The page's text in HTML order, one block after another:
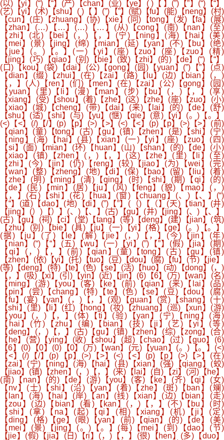
(以)【yi】(“)【“】(产)【chan】(业)【ye】( )【 】(”)【”】(“)【“】
(艺)【yi】(术)【shu】( )【 】(”)【”】(赋)【fu】(能)【neng】(村)
【cun】(庄)【zhuang】(协)【xie】(同)【tong】(发)【fa】(展)
【zhan】(…)【…】(…)【…】(从)【cong】(南)【nan】(至)
【zhi】(北)【bei】(，)【，】(宁)【ning】(海)【hai】(美)
【mei】(景)【jing】(绵)【mian】(延)【yan】(不)【bu】(绝)
【jue】(。)【。】(一)【yi】(座)【zuo】(座)【zuo】(精)
【jing】(巧)【qiao】(别)【bie】(致)【zhi】(的)【de】(“)【“】
(口)【kou】(袋)【dai】(公)【gong】(园)【yuan】(”)【”】(点)
【dian】(缀)【zhui】(在)【zai】(路)【lu】(边)【bian】(，)
【，】(人)【ren】(们)【men】(在)【zai】(公)【gong】(园)
【yuan】(里)【li】(漫)【man】(步)【bu】(，)【，】(享)
【xiang】(受)【shou】(着)【zhe】(这)【zhe】(座)【zuo】(小)
【xiao】(城)【cheng】(带)【dai】(来)【lai】(的)【de】(舒)
【shu】(适)【shi】(与)【yu】(惬)【qie】(意)【yi】(。)【。】
(<)【<】(/)【/】(p)【p】(>)【>】(<)【<】(p)【p】(>)【>】(前)
【qian】(童)【tong】(古)【gu】(镇)【zhen】(是)【shi】(宁)
【ning】(海)【hai】(县)【xian】(一)【yi】(座)【zuo】(四)
【si】(面)【mian】(环)【huan】(山)【shan】(的)【de】(小)
【xiao】(镇)【zhen】(，)【，】(这)【zhe】(里)【li】(至)
【zhi】(今)【jin】(仍)【reng】(较)【jiao】(为)【wei】(完)
【wan】(整)【zheng】(地)【di】(保)【bao】(留)【liu】(着)
【zhe】(明)【ming】(清)【qing】(时)【shi】(期)【qi】(的)
【de】(民)【min】(居)【ju】(风)【feng】(貌)【mao】(，)
【，】(石)【shi】(花)【hua】(窗)【chuang】(、)【、】(“)
【“】(道)【dao】(地)【di】(”)【”】(（)【（】(天)【tian】(井)
【jing】(）)【）】(、)【、】(古)【gu】(井)【jing】(、)【、】
(古)【gu】(祠)【ci】(堂)【tang】(等)【deng】(建)【jian】(筑)
【zhu】(别)【bie】(具)【ju】(一)【yi】(格)【ge】(。)【。】
(据)【ju】(了)【le】(解)【jie】(，)【，】(今)【jin】(年)
【nian】(“)【“】(五)【wu】(一)【yi】(”)【”】(假)【jia】(期)
【qi】(，)【，】(前)【qian】(童)【tong】(古)【gu】(镇)
【zhen】(依)【yi】(托)【tuo】(豆)【dou】(腐)【fu】(节)【jie】
(等)【deng】(特)【te】(色)【se】(活)【huo】(动)【dong】(，)
【，】(吸)【xi】(引)【yin】(近)【jin】(6)【6】(万)【wan】(名)
【ming】(游)【you】(客)【ke】(前)【qian】(来)【lai】(品)
【pin】(尝)【chang】(特)【te】(色)【se】(豆)【dou】(腐)
【fu】(宴)【yan】(，)【，】(观)【guan】(赏)【shang】(十)
【shi】(里)【li】(红)【hong】(妆)【zhuang】(巡)【xun】(游)
【you】(，)【，】(体)【ti】(验)【yan】(宁)【ning】(海)
【hai】(竹)【zhu】(编)【bian】(技)【ji】(艺)【yi】(等)
【deng】(，)【，】(古)【gu】(镇)【zhen】(综)【zong】(合)
【he】(营)【ying】(收)【shou】(超)【chao】(过)【guo】(6)
【6】(0)【0】(0)【0】(万)【wan】(元)【yuan】(。)【。】(<)
【<】(/)【/】(p)【p】(>)【>】(<)【<】(p)【p】(>)【>】(在)
【zai】(宁)【ning】(海)【hai】(县)【xian】(强)【qiang】(蛟)
【jiao】(镇)【zhen】(，)【，】(来)【lai】(自)【zi】(河)【he】
(南)【nan】(的)【de】(游)【you】(客)【ke】(齐)【qi】(女)
【nv】(士)【shi】(沿)【yan】(着)【zhe】(斑)【ban】(斓)
【lan】(海)【hai】(岸)【an】(线)【xian】(边)【bian】(走)
【zou】(边)【bian】(看)【kan】(，)【，】(不)【bu】(时)
【shi】(拿)【na】(起)【qi】(相)【xiang】(机)【ji】(定)
【ding】(格)【ge】(眼)【yan】(前)【qian】(的)【de】(美)
【mei】(景)【jing】(。)【。】(每)【mei】(到)【dao】(节)
【jie】(假)【jia】(日)【ri】(，)【，】(很)【hen】(多)【duo】